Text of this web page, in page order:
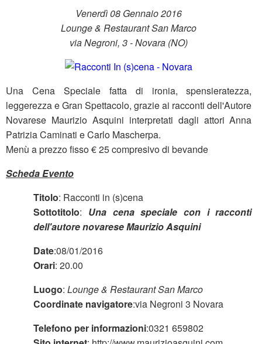
Venerdì 08 Gennaio 2016
Lounge & Restaurant San Marco
via Negroni, 3 -Novara (NO)
Una Cena Speciale fatta di ironia, spensieratezza,
leggerezza e Gran Spettacolo, grazie ai racconti dell'Autore
Novarese Maurizio Asquini interpretati dagli attori Anna
Patrizia Caminati e Carlo Mascherpa.
Menù a prezzo fisso € 25 compresivo di bevande
Scheda Evento
Titolo: Racconti in (s)cena
Sottotitolo: Una cena speciale con i racconti
dell'autore novarese Maurizio Asquini
Date:08/01/2016
Orari: 20.00
Luogo: Lounge & Restaurant San Marco
Coordinate navigatore:via Negroni 3 Novara
Telefono per informazioni:0321 659802